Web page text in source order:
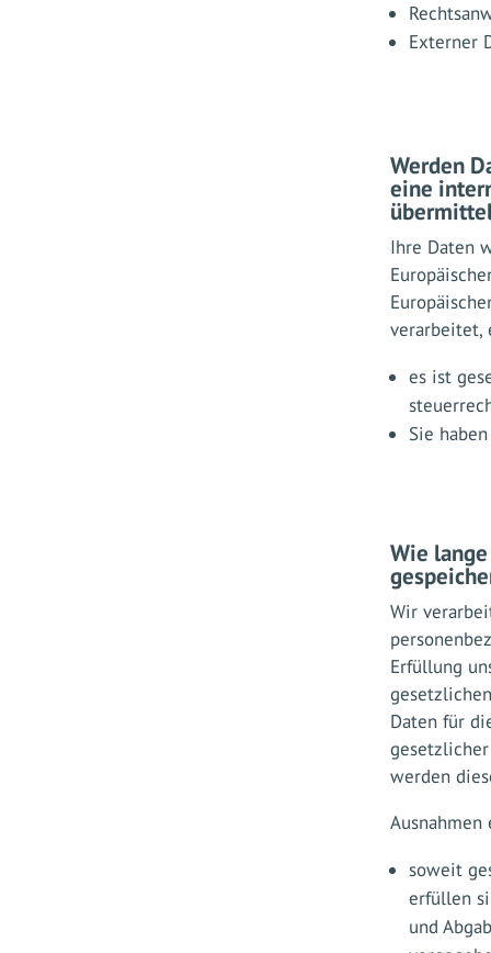
Externer
Werden
eine
Ihre Daten
verarbeitet,
es ist
Sie
Wie
Wir
Erfüllung
Daten für
werden
Ausnahmen
soweit
erfüllen
und